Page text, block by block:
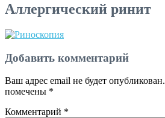
Аллергический ринит
Добавить комментарий
Ваш адрес email не будет опубликован.
помечены *
Комментарий *